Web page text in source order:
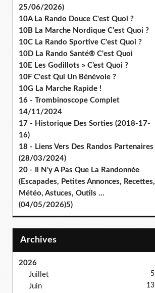
25/06/2026)
10A La Rando Douce C'est Quoi ?
10B La Marche Nordique C'est Quoi ?
10C La Rando Sportive C'est Quoi ?
10D La Rando Santé® C'est Quoi
10E Les Godillots » C’est Quoi ?
10F C'est Qui Un Bénévole ?
10G La Marche Rapide !
16 - Trombinoscope Complet
14/11/2024
17 - Historique Des Sorties (2018-17-
16)
18 - Liens Vers Des Randos Partenaires
(28/03/2024)
20 - Il N'y A Pas Que La Randonnée
(Escapades, Petites Annonces, Recettes,
Météo, Astuces, Outils ...
(04/05/2026)5)
Archives
2026
Juillet
5
Juin 13